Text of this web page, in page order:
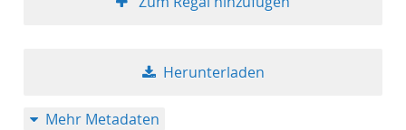
Herunterladen
Mehr Metadaten